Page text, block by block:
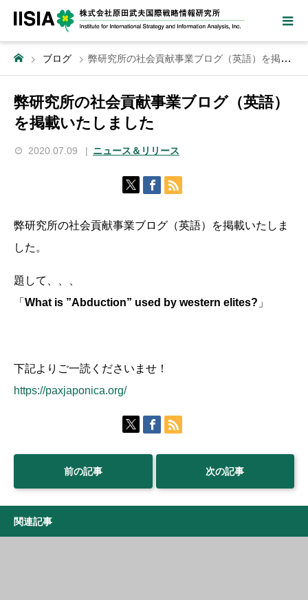
ブログ 弊研究所の社会貢献事業ブログ（英語）を掲載いたしました
弊研究所の社会貢献事業ブログ（英語）
を掲載いたしました
2020.07.09 ニュース＆リリース
弊研究所の社会貢献事業ブログ（英語）を掲載いたしま
した。
題して、、、
「 What is ”Abduction” used by western elites? 」
下記よりご一読くださいませ！
https://paxjaponica.org/
前の記事 次の記事
関連記事